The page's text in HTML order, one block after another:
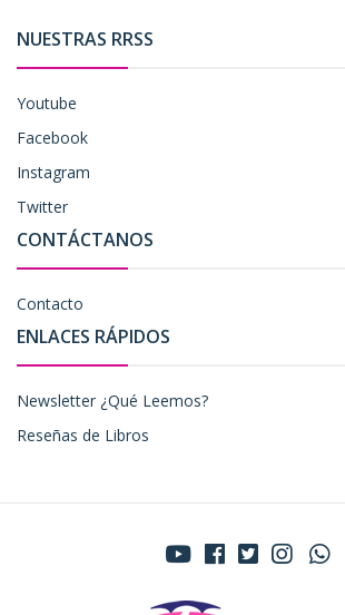
NUESTRAS RRSS
Youtube
Facebook
Instagram
Twitter
CONTÁCTANOS
Contacto
ENLACES RÁPIDOS
Newsletter ¿Qué Leemos?
Reseñas de Libros